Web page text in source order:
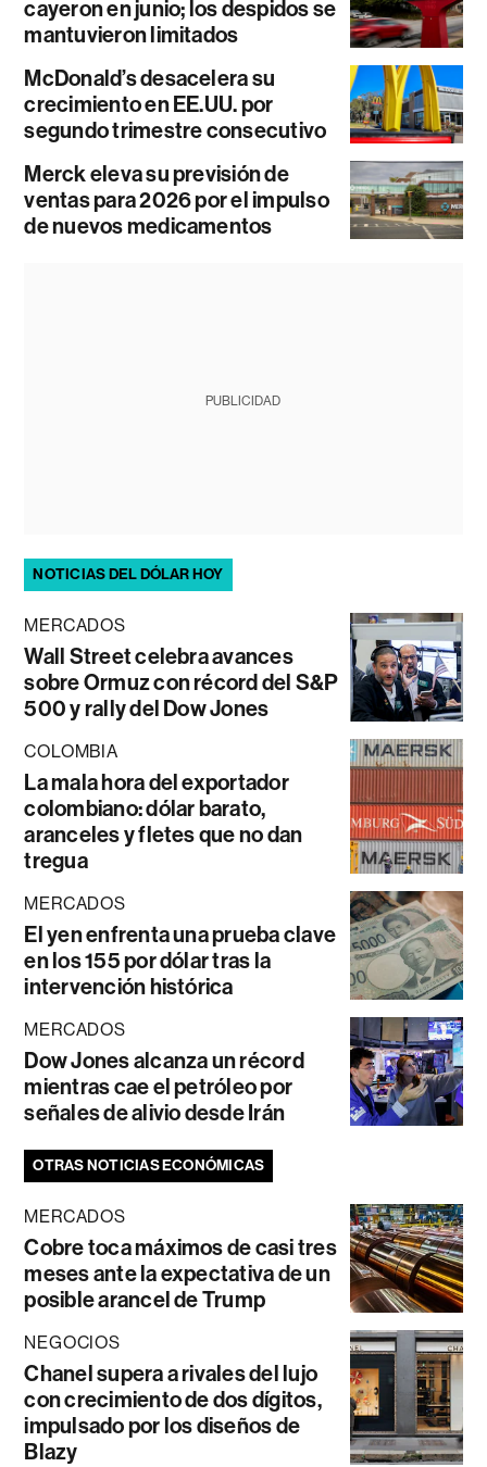
cayeron en junio; los despidos se
mantuvieron limitados
McDonald’s desacelera su
crecimiento en EE.UU. por
segundo trimestre consecutivo
Merck eleva su previsión de
ventas para 2026 por el impulso
de nuevos medicamentos
PUBLICIDAD
NOTICIAS DEL DÓLAR HOY
MERCADOS
Wall Street celebra avances
sobre Ormuz con récord del S&P
500 y rally del Dow Jones
COLOMBIA
La mala hora del exportador
colombiano: dólar barato,
aranceles y fletes que no dan
tregua
MERCADOS
El yen enfrenta una prueba clave
en los 155 por dólar tras la
intervención histórica
MERCADOS
Dow Jones alcanza un récord
mientras cae el petróleo por
señales de alivio desde Irán
OTRAS NOTICIAS ECONÓMICAS
MERCADOS
Cobre toca máximos de casi tres
meses ante la expectativa de un
posible arancel de Trump
NEGOCIOS
Chanel supera a rivales del lujo
con crecimiento de dos dígitos,
impulsado por los diseños de
Blazy